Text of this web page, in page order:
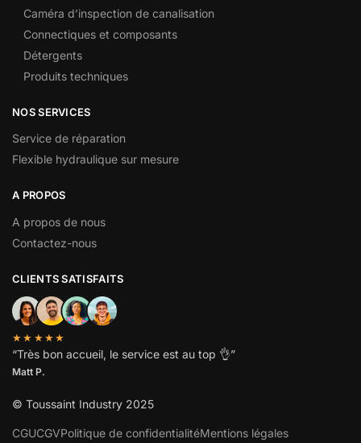
Caméra d’inspection de canalisation
Connectiques et composants
Détergents
Produits techniques
NOS SERVICES
Service de réparation
Flexible hydraulique sur mesure
A PROPOS
A propos de nous
Contactez-nous
CLIENTS SATISFAITS
★★★★★
“Très bon accueil, le service est au top 👌”
Matt P.
© Toussaint Industry 2025
CGUCGVPolitique de confidentialitéMentions légales